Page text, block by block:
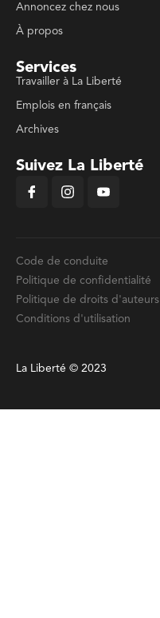
Annoncez chez nous
À propos
Services
Travailler à La Liberté
Emplois en français
Archives
Suivez La Liberté
Code de conduite
Politique de confidentialité
Politique de droits d'auteurs
Conditions d'utilisation
La Liberté © 2023